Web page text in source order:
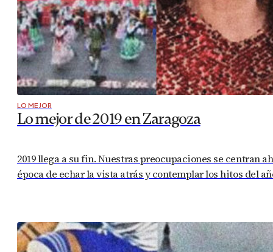
LO MEJOR
Lo mejor de 2019 en Zaragoza
2019 llega a su fin. Nuestras preocupaciones se centran
época de echar la vista atrás y contemplar los hitos del